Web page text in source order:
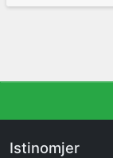
Istinomjer